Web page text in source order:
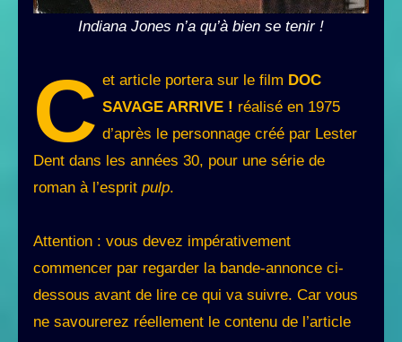
Indiana Jones n’a qu’à bien se tenir !
C et article portera sur le film DOC
SAVAGE ARRIVE ! réalisé en 1975
d’après le personnage créé par Lester
Dent dans les années 30, pour une série de
roman à l’esprit pulp.
Attention : vous devez impérativement
commencer par regarder la bande-annonce ci-
dessous avant de lire ce qui va suivre. Car vous
ne savourerez réellement le contenu de l’article